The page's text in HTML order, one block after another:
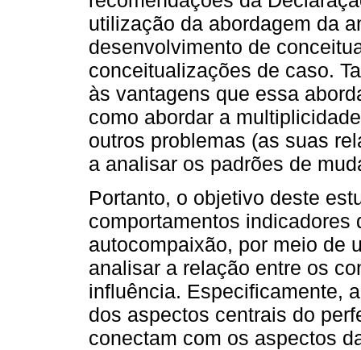
utilização da abordagem da
desenvolvimento de
conceitualizações de caso.
às vantagens que essa
como abordar a
outros problemas (as suas
a analisar os padrões de
Portanto, o objetivo deste
comportamentos indicadores
autocompaixão, por meio de
analisar a relação entre os
influência. Especificamente,
dos aspectos centrais do
conectam com os aspectos